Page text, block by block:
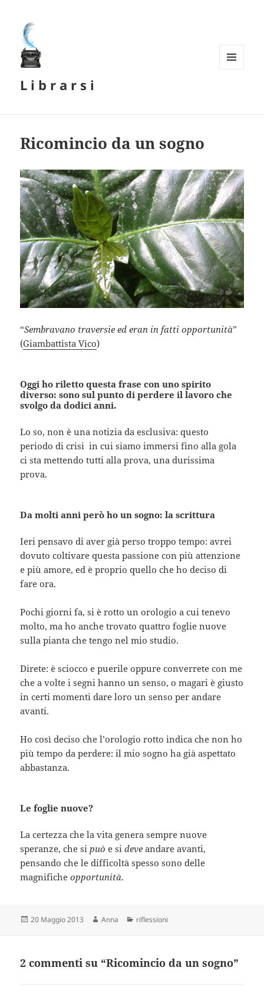
L i b r a r s i
Ricomincio da un sogno
“Sembravano traversie ed eran in fatti opportunità”
(Giambattista Vico)
Oggi ho riletto questa frase con uno spirito
diverso: sono sul punto di perdere il lavoro che
svolgo da dodici anni.
Lo so, non è una notizia da esclusiva: questo
periodo di crisi in cui siamo immersi fino alla gola
ci sta mettendo tutti alla prova, una durissima
prova.
Da molti anni però ho un sogno: la scrittura
Ieri pensavo di aver già perso troppo tempo: avrei
dovuto coltivare questa passione con più attenzione
e più amore, ed è proprio quello che ho deciso di
fare ora.
Pochi giorni fa, si è rotto un orologio a cui tenevo
molto, ma ho anche trovato quattro foglie nuove
sulla pianta che tengo nel mio studio.
Direte: è sciocco e puerile oppure converrete con me
che a volte i segni hanno un senso, o magari è giusto
in certi momenti dare loro un senso per andare
avanti.
Ho così deciso che l’orologio rotto indica che non ho
più tempo da perdere: il mio sogno ha già aspettato
abbastanza.
Le foglie nuove?
La certezza che la vita genera sempre nuove
speranze, che sipuò e sideve andare avanti,
pensando che le difficoltà spesso sono delle
magnificheopportunità.
Scritto
20 Maggio 2013 Autore
Anna Categorie
riflessioni
2 commenti su “Ricomincio da un sogno”